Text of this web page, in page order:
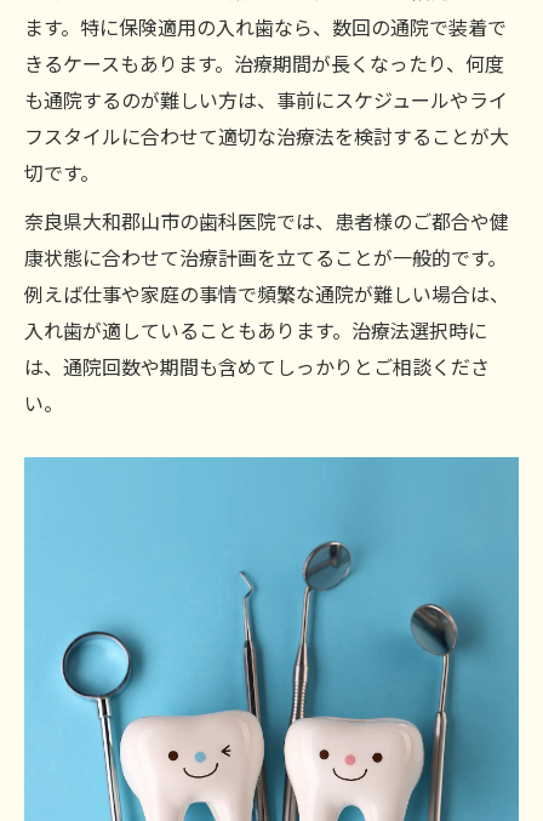
ます。特に保険適用の入れ歯なら、数回の通院で装着で
きるケースもあります。治療期間が長くなったり、何度
も通院するのが難しい方は、事前にスケジュールやライ
フスタイルに合わせて適切な治療法を検討することが大
切です。
奈良県大和郡山市の歯科医院では、患者様のご都合や健
康状態に合わせて治療計画を立てることが一般的です。
例えば仕事や家庭の事情で頻繁な通院が難しい場合は、
入れ歯が適していることもあります。治療法選択時に
は、通院回数や期間も含めてしっかりとご相談くださ
い。